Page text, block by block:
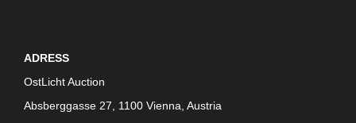
ADRESS
OstLicht Auction
Absberggasse 27, 1100 Vienna, Austria